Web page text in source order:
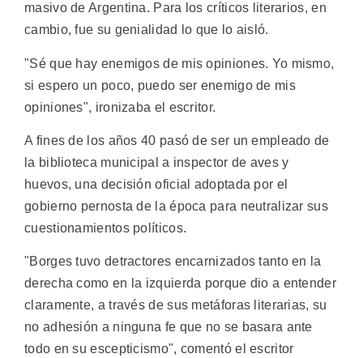
masivo de Argentina. Para los críticos literarios, en
cambio, fue su genialidad lo que lo aisló.
"Sé que hay enemigos de mis opiniones. Yo mismo,
si espero un poco, puedo ser enemigo de mis
opiniones", ironizaba el escritor.
A fines de los años 40 pasó de ser un empleado de
la biblioteca municipal a inspector de aves y
huevos, una decisión oficial adoptada por el
gobierno pernosta de la época para neutralizar sus
cuestionamientos políticos.
"Borges tuvo detractores encarnizados tanto en la
derecha como en la izquierda porque dio a entender
claramente, a través de sus metáforas literarias, su
no adhesión a ninguna fe que no se basara ante
todo en su escepticismo", comentó el escritor